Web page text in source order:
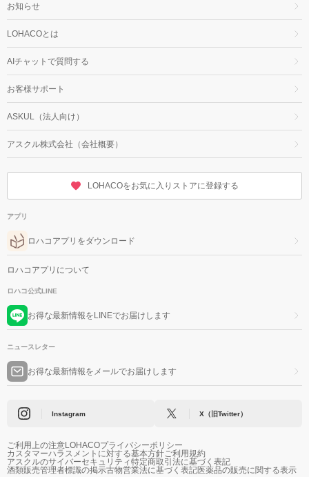
お知らせ
LOHACOとは
AIチャットで質問する
お客様サポート
ASKUL（法人向け）
アスクル株式会社（会社概要）
LOHACOをお気に入りストアに登録する
アプリ
ロハコアプリをダウンロード
ロハコアプリについて
ロハコ公式LINE
お得な最新情報をLINEでお届けします
ニュースレター
お得な最新情報をメールでお届けします
Instagram X（旧Twitter）
ご利用上の注意LOHACOプライバシーポリシー
カスタマーハラスメントに対する基本方針ご利用規約
アスクルのサイバーセキュリティ特定商取引法に基づく表記
酒類販売管理者標識の掲示古物営業法に基づく表記医薬品の販売に関する表示